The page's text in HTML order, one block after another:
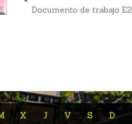
Documento de trabajo
X J V S D